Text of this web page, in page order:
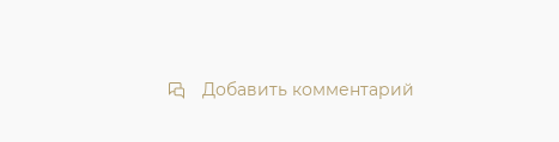
Добавить комментарий